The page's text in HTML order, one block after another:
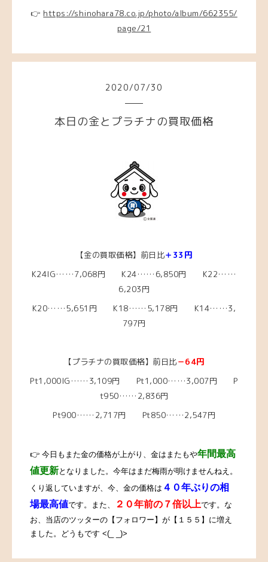
👉 https://shinohara78.co.jp/photo/album/662355/
page/21
2020/07/30
本日の金とプラチナの買取価格
【金の買取価格】前日比＋33円
K24IG……7,068円 K24……6,850円 K22……
6,203円
K20……5,651 円 K18……5,178円 K14……3,
797円
【プラチナの買取価格】前日比－64円
Pt1,000IG……3,109円 Pt1,000……3,007円 P
t950……2,836円
Pt900……2,717円 Pt850……2,547円
👉 今日もまた金の価格が上がり、金はまたもや年間最高
値更新となりました。今年はまだ梅雨が明けませんねえ。
くり返していますが、今、金の価格は ４０年ぶりの相
場最高値です。また、 ２０年前の７倍以上です。な
お、当店のツッターの【フォロワー】が【１５５】に増え
ました。どうもです <(_ _)>